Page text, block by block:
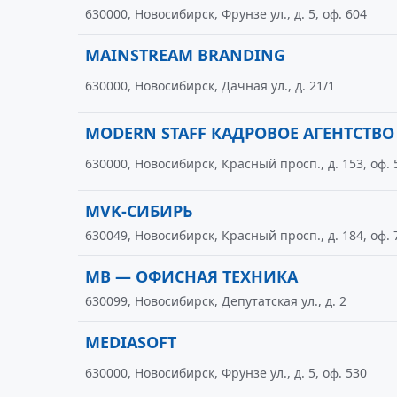
630000, Новосибирск, Фрунзе ул., д. 5, оф. 604
MAINSTREAM BRANDING
630000, Новосибирск, Дачная ул., д. 21/1
MODERN STAFF КАДРОВОЕ АГЕНТСТВО
630000, Новосибирск, Красный просп., д. 153, оф.
MVK-СИБИРЬ
630049, Новосибирск, Красный просп., д. 184, оф.
MВ — ОФИСНАЯ ТЕХНИКА
630099, Новосибирск, Депутатская ул., д. 2
MEDIASOFT
630000, Новосибирск, Фрунзе ул., д. 5, оф. 530